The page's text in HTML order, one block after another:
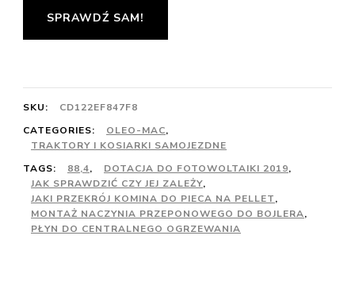
SPRAWDŹ SAM!
SKU:
CD122EF847F8
CATEGORIES:
OLEO-MAC,
TRAKTORY I KOSIARKI SAMOJEZDNE
TAGS:
88,4, DOTACJA DO FOTOWOLTAIKI 2019,
JAK SPRAWDZIĆ CZY JEJ ZALEŻY,
JAKI PRZEKRÓJ KOMINA DO PIECA NA PELLET,
MONTAŻ NACZYNIA PRZEPONOWEGO DO BOJLERA,
PŁYN DO CENTRALNEGO OGRZEWANIA